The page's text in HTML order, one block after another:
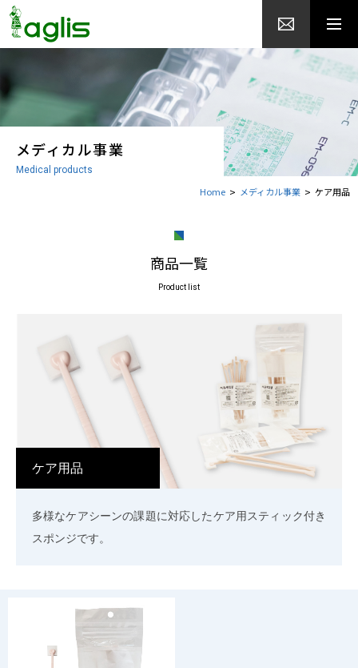
メディカル事業
Medical products
Home メディカル事業 ケア用品
商品一覧
Product list
ケア用品
多様なケアシーンの課題に対応したケア用スティック付き
スポンジです。